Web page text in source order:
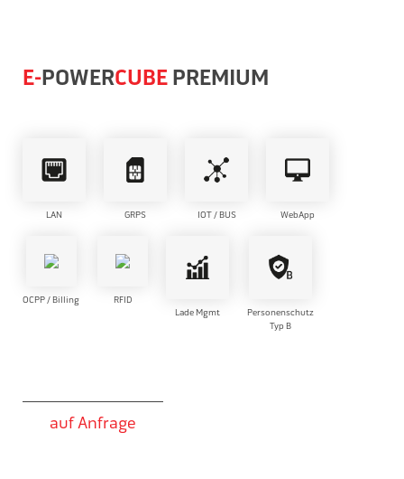
E-POWERCUBE PREMIUM
LAN GRPS IOT / BUS WebApp
OCPP / Billing
RFID
Lade Mgmt
Personenschutz
Typ B
auf Anfrage